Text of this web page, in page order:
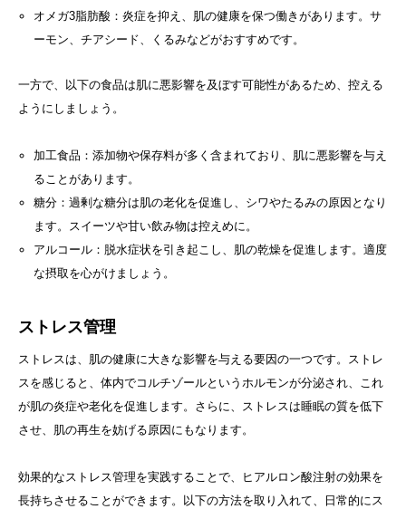
オメガ3脂肪酸：炎症を抑え、肌の健康を保つ働きがあります。サ
ーモン、チアシード、くるみなどがおすすめです。
一方で、以下の食品は肌に悪影響を及ぼす可能性があるため、控える
ようにしましょう。
加工食品：添加物や保存料が多く含まれており、肌に悪影響を与え
ることがあります。
糖分：過剰な糖分は肌の老化を促進し、シワやたるみの原因となり
ます。スイーツや甘い飲み物は控えめに。
アルコール：脱水症状を引き起こし、肌の乾燥を促進します。適度
な摂取を心がけましょう。
ストレス管理
ストレスは、肌の健康に大きな影響を与える要因の一つです。ストレ
スを感じると、体内でコルチゾールというホルモンが分泌され、これ
が肌の炎症や老化を促進します。さらに、ストレスは睡眠の質を低下
させ、肌の再生を妨げる原因にもなります。
効果的なストレス管理を実践することで、ヒアルロン酸注射の効果を
長持ちさせることができます。以下の方法を取り入れて、日常的にス